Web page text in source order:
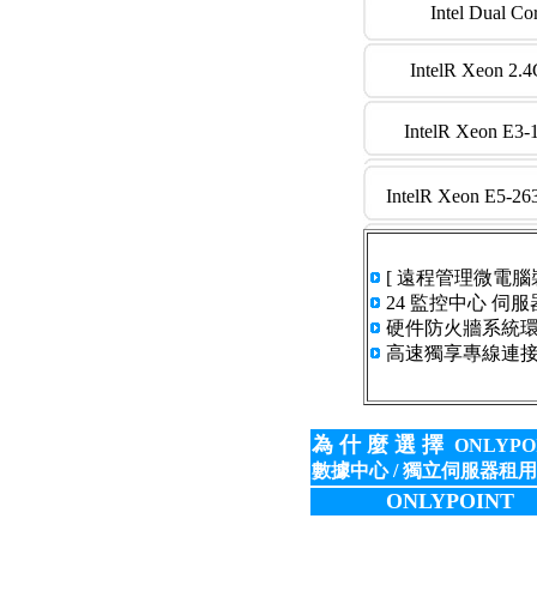
Intel Dual
IntelR Xeon
IntelR Xeon E3-
IntelR Xeon E5-
[ 遠程管理微電
24 監控中心 伺服
硬件防火牆系統
高速獨享專線連
為 什 麼 選 擇
數據中心 / 獨立伺服器租
ONLYPOINT